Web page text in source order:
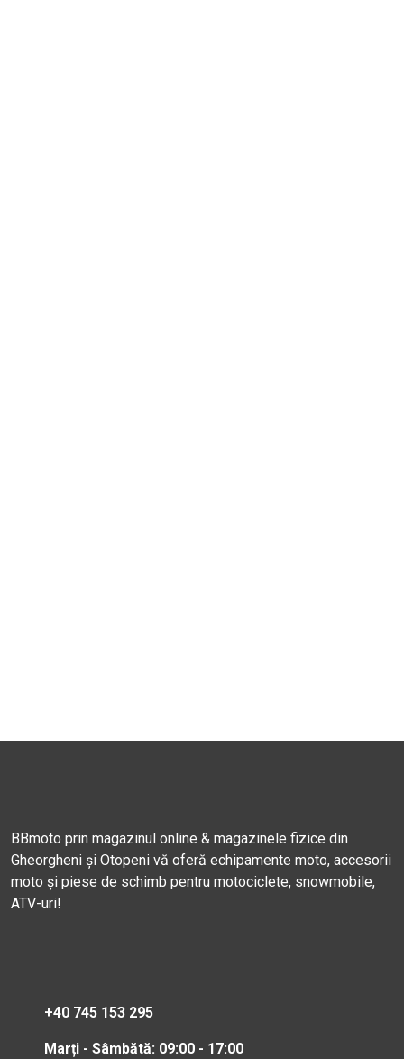
BBmoto prin magazinul online & magazinele fizice din
Gheorgheni și Otopeni vă oferă echipamente moto, accesorii
moto și piese de schimb pentru motociclete, snowmobile,
ATV-uri!
+40 745 153 295
Marți - Sâmbătă: 09:00 - 17:00